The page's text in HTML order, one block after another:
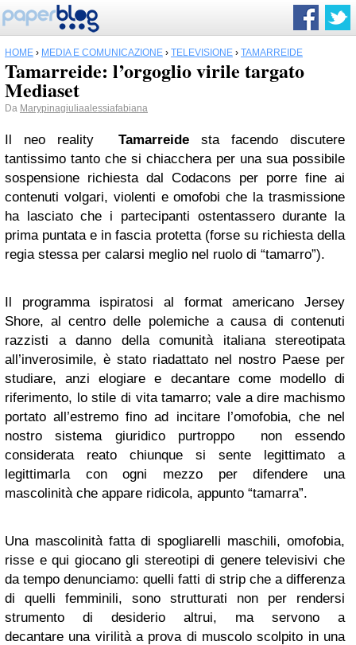
HOME › MEDIA E COMUNICAZIONE › TELEVISIONE › TAMARREIDE
Tamarreide: l’orgoglio virile targato
Mediaset
Da Marypinagiuliaalessiafabiana
Il neo reality Tamarreidesta facendo discutere
tantissimo tanto che si chiacchera per una sua possibile
sospensione richiesta dal Codacons per porre fine ai
contenuti volgari, violenti e omofobi che la trasmissione
ha lasciato che i partecipanti ostentassero durante la
prima puntata e in fascia protetta (forse su richiesta della
regia stessa per calarsi meglio nel ruolo di “tamarro”).
Il programma ispiratosi al format americano Jersey
Shore, al centro delle polemiche a causa di contenuti
razzisti a danno della comunità italiana stereotipata
all’inverosimile, è stato riadattato nel nostro Paese per
studiare, anzi elogiare e decantare come modello di
riferimento, lo stile di vita tamarro; vale a dire machismo
portato all’estremo fino ad incitare l’omofobia, che nel
nostro sistema giuridico purtroppo non essendo
considerata reato chiunque si sente legittimato a
legittimarla con ogni mezzo per difendere una
mascolinità che appare ridicola, appunto “tamarra”.
Una mascolinità fatta di spogliarelli maschili, omofobia,
risse e qui giocano gli stereotipi di genere televisivi che
da tempo denunciamo: quelli fatti di strip che a differenza
di quelli femminili, sono strutturati non per rendersi
strumento di desiderio altrui, ma servono a
decantare una virilità a prova di muscolo scolpito in una